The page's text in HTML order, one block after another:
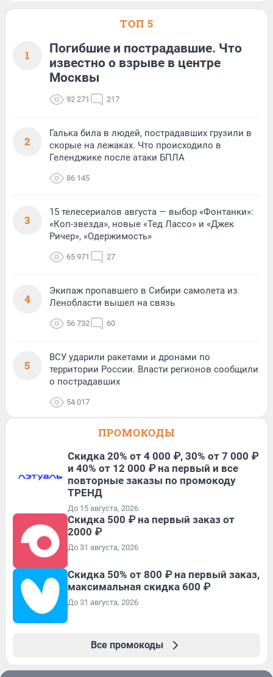
ТОП 5
1
Погибшие и пострадавшие. Что
известно о взрыве в центре
Москвы
92 271 217
2
Галька била в людей, пострадавших грузили в
скорые на лежаках. Что происходило в
Геленджике после атаки БПЛА
86 145
3
15 телесериалов августа — выбор «Фонтанки»:
«Коп-звезда», новые «Тед Лассо» и «Джек
Ричер», «Одержимость»
65 971 27
4
Экипаж пропавшего в Сибири самолета из
Ленобласти вышел на связь
56 732 60
5
ВСУ ударили ракетами и дронами по
территории России. Власти регионов сообщили
о пострадавших
54 017
ПРОМОКОДЫ
Скидка 20% от 4 000 ₽, 30% от 7 000 ₽
и 40% от 12 000 ₽ на первый и все
повторные заказы по промокоду
ТРЕНД
До 15 августа, 2026
Скидка 500 ₽ на первый заказ от
2000 ₽
До 31 августа, 2026
Скидка 50% от 800 ₽ на первый заказ,
максимальная скидка 600 ₽
До 31 августа, 2026
Все промокоды